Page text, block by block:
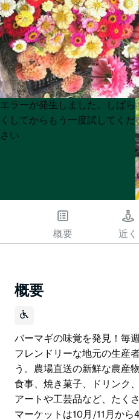
Product
List
Product
List
エラーが発生しました。しばら
くしてからもう一度試してくだ
さい
概要 近く
概要
バーマギの味覚を発見！毎
フレンドリーな地元の生産
う。農場直送の新鮮な農産
食事、焼き菓子、ドリンク
アートや工芸品など、たく
マーケットは10月/11月か